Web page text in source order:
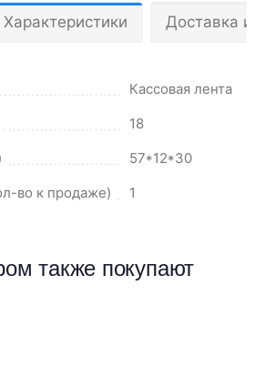
Характеристики Доставка и
Кассовая лента
18
57*12*30
во к продаже)
1
также покупают